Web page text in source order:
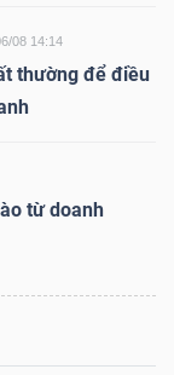
08 14:14
thường để điều
từ doanh